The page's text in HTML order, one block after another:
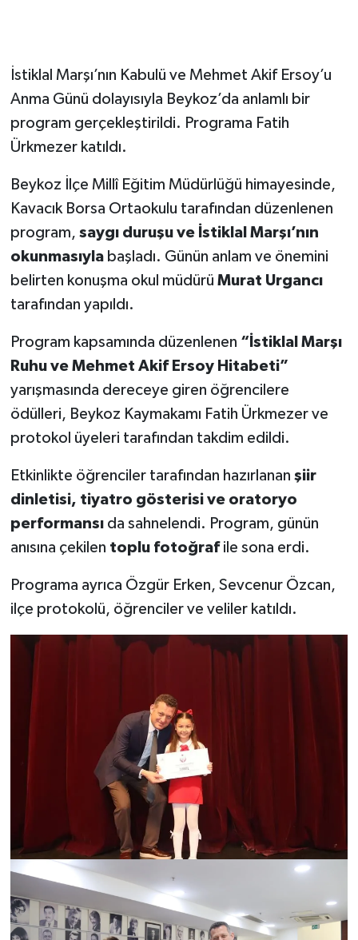
İstiklal Marşı’nın Kabulü ve Mehmet Akif Ersoy’u
Anma Günü dolayısıyla Beykoz’da anlamlı bir
program gerçekleştirildi. Programa Fatih
Ürkmezer katıldı.
Beykoz İlçe Millî Eğitim Müdürlüğü himayesinde,
Kavacık Borsa Ortaokulu tarafından düzenlenen
program, saygı duruşu ve İstiklal Marşı’nın
okunmasıylabaşladı. Günün anlam ve önemini
belirten konuşma okul müdürü Murat Urgancı
tarafından yapıldı.
Program kapsamında düzenlenen “İstiklal Marşı
Ruhu ve Mehmet Akif Ersoy Hitabeti”
yarışmasında dereceye giren öğrencilere
ödülleri, Beykoz Kaymakamı Fatih Ürkmezer ve
protokol üyeleri tarafından takdim edildi.
Etkinlikte öğrenciler tarafından hazırlanan şiir
dinletisi, tiyatro gösterisi ve oratoryo
performansıda sahnelendi. Program, günün
anısına çekilen toplu fotoğrafile sona erdi.
Programa ayrıca Özgür Erken, Sevcenur Özcan,
ilçe protokolü, öğrenciler ve veliler katıldı.